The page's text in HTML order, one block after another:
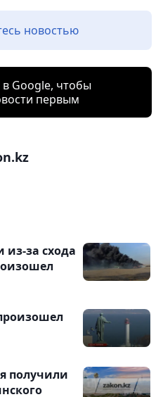
новостью
Google, чтобы
первым
из-за схода
получили